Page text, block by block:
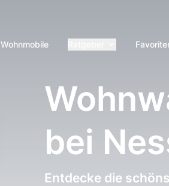
Wohnmobile
bei
Entdecke die